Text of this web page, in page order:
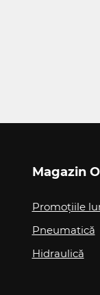
Magazin
Promoțiile
Pneumatică
Hidraulică